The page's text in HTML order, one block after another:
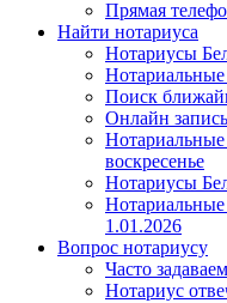
Прямая
Найти нотариуса
Нотариусы
Поиск
Онлайн
воскресенье
Нотариусы
1.01.2026
Вопрос нотариусу
Часто
Нотариус